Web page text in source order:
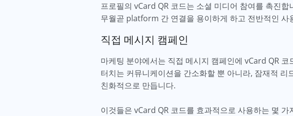
프로필의 vCard QR 코드는 소셜 미디어 참여를 촉진
무월곧 platform 간 연결을 용이하게 하고 전반적인 사
직접 메시지 캠페인
마케팅 분야에서는 직접 메시지 캠페인에 vCard QR
터치는 커뮤니케이션을 간소화할 뿐 아니라, 잠재적
친화적으로 만듭니다.
이것들은 vCard QR 코드를 효과적으로 사용하는 몇